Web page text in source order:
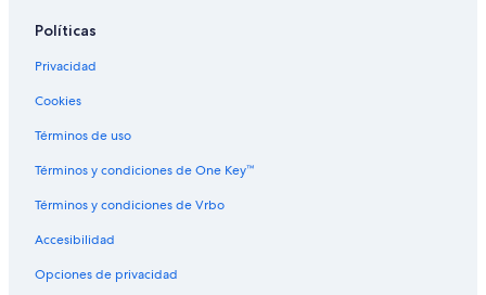
Políticas
Privacidad
Cookies
Términos de uso
Términos y condiciones de One Key™
Términos y condiciones de Vrbo
Accesibilidad
Opciones de privacidad